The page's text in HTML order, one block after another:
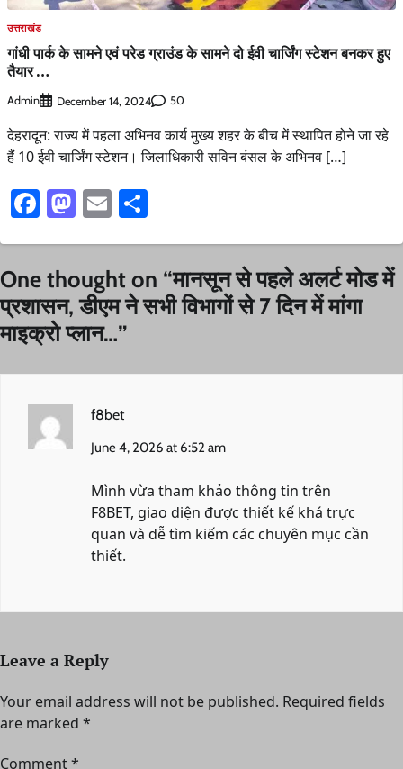
उत्तराखंड
गांधी पार्क के सामने एवं परेड ग्राउंड के सामने दो ईवी चार्जिंग स्टेशन बनकर हुए
तैयार …
Admin December 14, 2024 50
देहरादून: राज्य में पहला अभिनव कार्य मुख्य शहर के बीच में स्थापित होने जा रहे
हैं 10 ईवी चार्जिंग स्टेशन। जिलाधिकारी सविन बंसल के अभिनव […]
Facebook
Mastodon
Email
One thought on “मानसून से पहले अलर्ट मोड में
प्रशासन, डीएम ने सभी विभागों से 7 दिन में मांगा
माइक्रो प्लान…”
f8bet
June 4, 2026 at 6:52 am
Mình vừa tham khảo thông tin trên
F8BET, giao diện được thiết kế khá trực
quan và dễ tìm kiếm các chuyên mục cần
thiết.
Leave a Reply
Your email address will not be published. Required fields
are marked *
Comment*